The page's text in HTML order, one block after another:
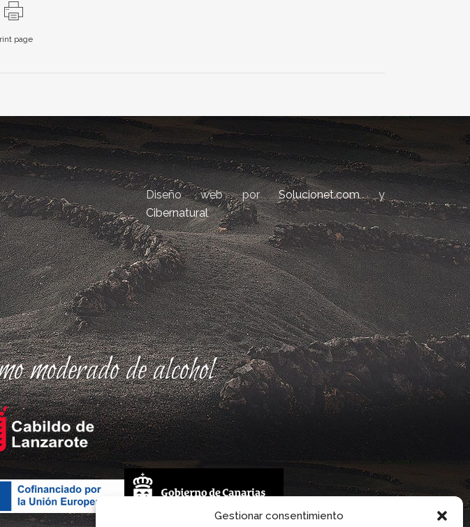
Gestionar consentimiento
page
Diseño web porSolucionet.comy
Cibernatural
moderado de alcohol